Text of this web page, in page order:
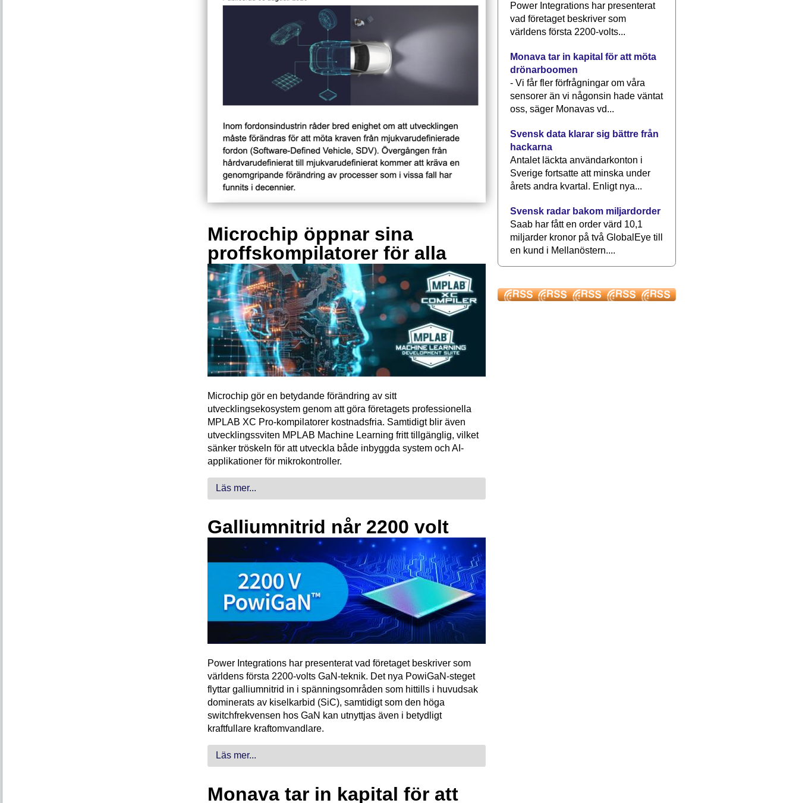
Microchip öppnar sina
proffskompilatorer för alla
Microchip gör en betydande förändring av sitt
utvecklingsekosystem genom att göra företagets professionella
MPLAB XC Pro-kompilatorer kostnadsfria. Samtidigt blir även
utvecklingssviten MPLAB Machine Learning fritt tillgänglig, vilket
sänker tröskeln för att utveckla både inbyggda system och AI-
applikationer för mikrokontroller.
Läs mer...
Galliumnitrid når 2200 volt
Power Integrations har presenterat vad företaget beskriver som
världens första 2200-volts GaN-teknik. Det nya PowiGaN-steget
flyttar galliumnitrid in i spänningsområden som hittills i huvudsak
dominerats av kiselkarbid (SiC), samtidigt som den höga
switchfrekvensen hos GaN kan utnyttjas även i betydligt
kraftfullare kraftomvandlare.
Läs mer...
Monava tar in kapital för att
Power Integrations har presenterat
vad företaget beskriver som
världens första 2200-volts...
Monava tar in kapital för att möta
drönarboomen
- Vi får fler förfrågningar om våra
sensorer än vi någonsin hade väntat
oss, säger Monavas vd...
Svensk data klarar sig bättre från
hackarna
Antalet läckta användarkonton i
Sverige fortsatte att minska under
årets andra kvartal. Enligt nya...
Svensk radar bakom miljardorder
Saab har fått en order värd 10,1
miljarder kronor på två GlobalEye till
en kund i Mellanöstern....